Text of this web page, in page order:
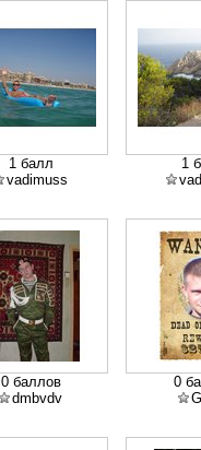
1 балл
vadimuss
1
0 баллов
dmbvdv
0